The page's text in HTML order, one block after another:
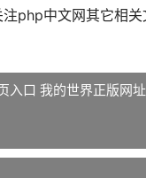
php中文网其它相关
入口 我的世界正版网址